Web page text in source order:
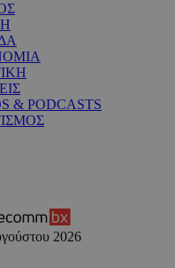
& PODCASTS
2026